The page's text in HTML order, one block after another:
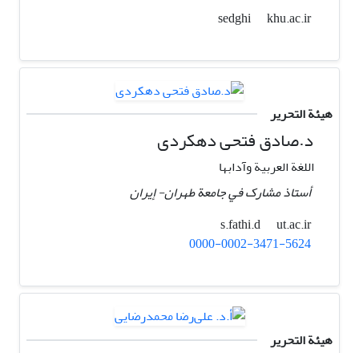
sedghi
khu.ac.ir
هيئة التحرير
د.صادق فتحی دهکردی
اللغة العربیة وآدابها
أستاذ مشارک في جامعة طهران- إيران
s.fathi.d
ut.ac.ir
0000-0002-3471-5624
هيئة التحرير